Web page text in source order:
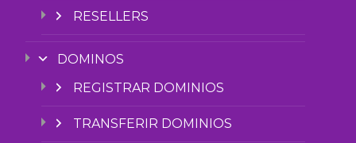
RESELLERS
DOMINOS
REGISTRAR DOMINIOS
TRANSFERIR DOMINIOS